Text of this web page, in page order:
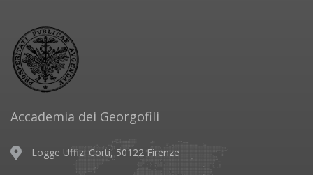
Accademia dei Georgofili
Logge Uffizi Corti, 50122 Firenze